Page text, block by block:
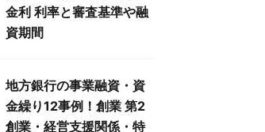
金利 利率と審査基準や融
資期間
地方銀行の事業融資・資
金繰り12事例！創業 第2
創業・経営支援関係・特